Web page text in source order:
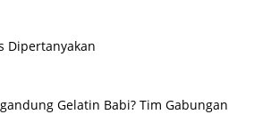
Dipertanyakan
Gelatin Babi? Tim Gabungan